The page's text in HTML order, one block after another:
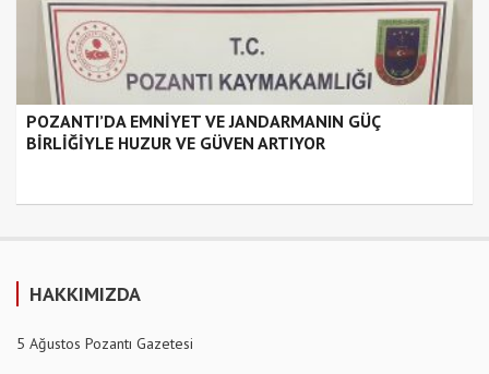
POZANTI’DA EMNİYET VE JANDARMANIN GÜÇ
BİRLİĞİYLE HUZUR VE GÜVEN ARTIYOR
HAKKIMIZDA
5 Ağustos Pozantı Gazetesi